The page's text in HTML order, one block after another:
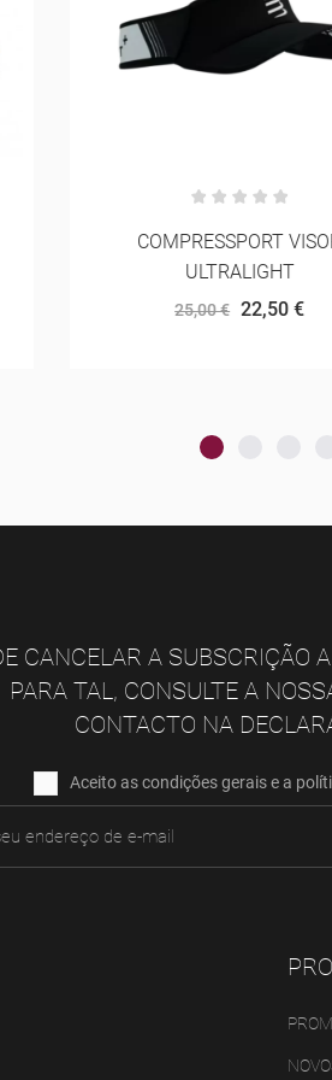
VISOR
CANCELAR A SUBSCRIÇÃO
PARA TAL, CONSULTE A
CONTACTO NA
Aceito as condições gerais e a